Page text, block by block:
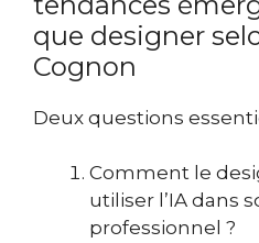
que designer
Cognon
Deux questions
Comment le
utiliser l’IA dans
professionnel ?